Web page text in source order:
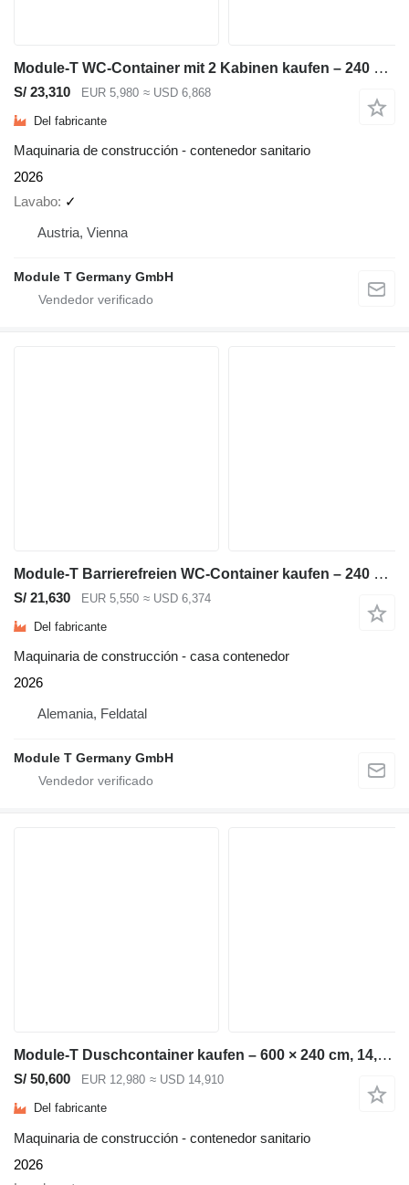
Module-T WC-Container mit 2 Kabinen kaufen – 240 × 240 cm | NEU
S/ 23,310 EUR 5,980 ≈ USD 6,868
Del fabricante
Maquinaria de construcción - contenedor sanitario
2026
Lavabo ✓
Austria, Vienna
Module T Germany GmbH
Module-T Barrierefreien WC-Container kaufen – 240 × 200 cm | NEU
S/ 21,630 EUR 5,550 ≈ USD 6,374
Del fabricante
Maquinaria de construcción - casa contenedor
2026
Alemania, Feldatal
Module T Germany GmbH
Module-T Duschcontainer kaufen – 600 × 240 cm, 14,4 m² | NEU
S/ 50,600 EUR 12,980 ≈ USD 14,910
Del fabricante
Maquinaria de construcción - contenedor sanitario
2026